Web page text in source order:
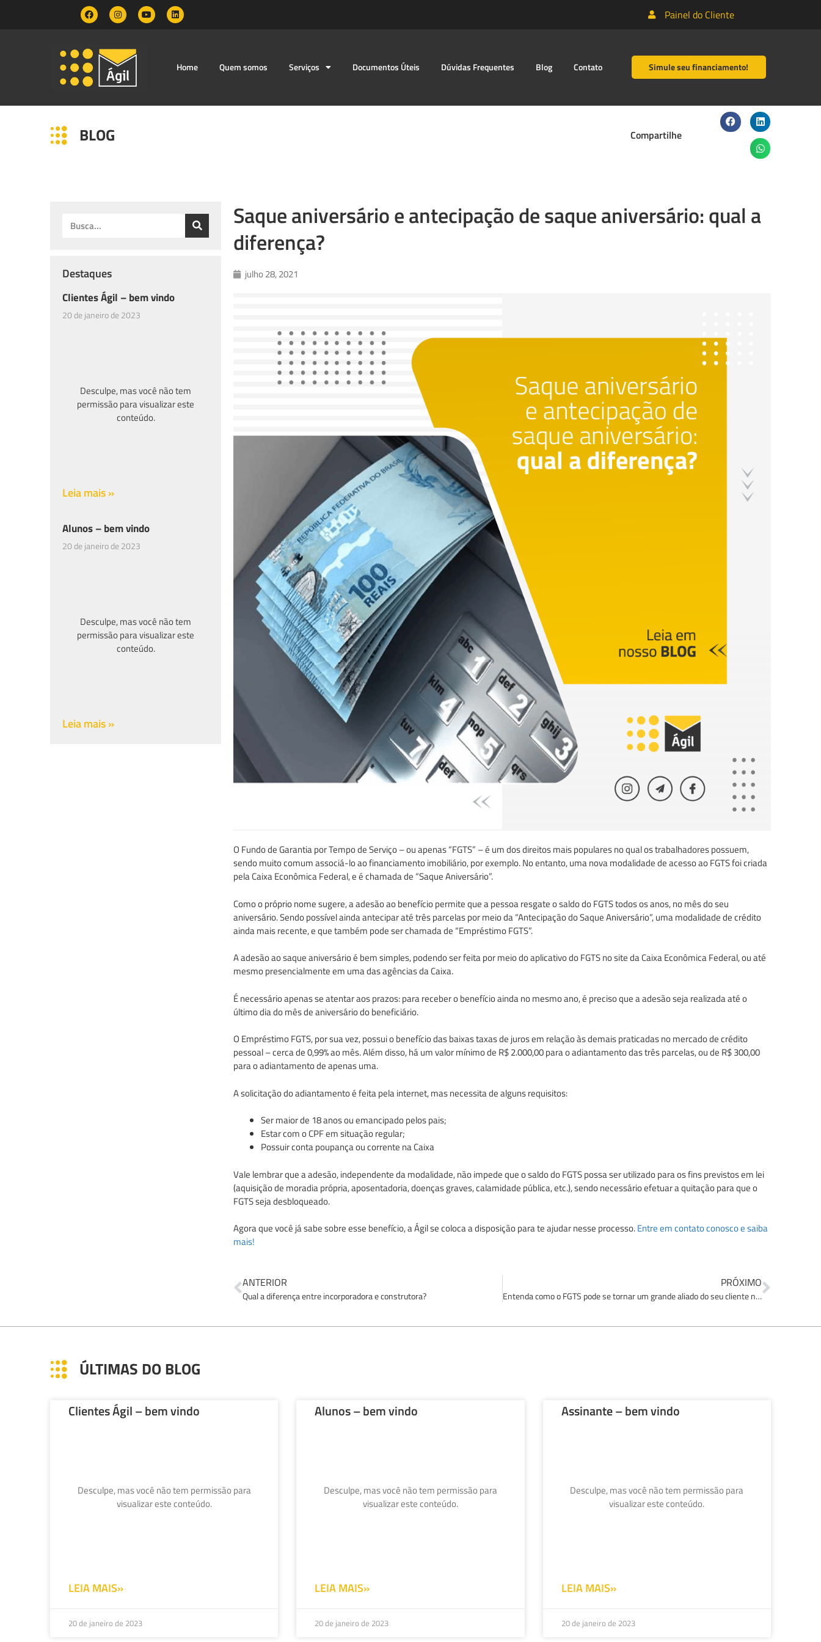
Painel do Cliente
Home Quem somos Serviços Documentos Úteis Dúvidas Frequentes Blog Contato Simule seu financiamento!
BLOG Compartilhe
Destaques
Clientes Ágil – bem vindo
20 de janeiro de 2023
Desculpe, mas você não tem
permissão para visualizar este
conteúdo.
Leia mais »
Alunos – bem vindo
20 de janeiro de 2023
Desculpe, mas você não tem
permissão para visualizar este
conteúdo.
Leia mais »
Saque aniversário e antecipação de saque aniversário: qual a
diferença?
julho 28, 2021
O Fundo de Garantia por Tempo de Serviço – ou apenas “FGTS” – é um dos direitos mais populares no qual os trabalhadores possuem,
sendo muito comum associá-lo ao financiamento imobiliário, por exemplo. No entanto, uma nova modalidade de acesso ao FGTS foi criada
pela Caixa Econômica Federal, e é chamada de “Saque Aniversário”.
Como o próprio nome sugere, a adesão ao benefício permite que a pessoa resgate o saldo do FGTS todos os anos, no mês do seu
aniversário. Sendo possível ainda antecipar até três parcelas por meio da “Antecipação do Saque Aniversário”, uma modalidade de crédito
ainda mais recente, e que também pode ser chamada de “Empréstimo FGTS”.
A adesão ao saque aniversário é bem simples, podendo ser feita por meio do aplicativo do FGTS no site da Caixa Econômica Federal, ou até
mesmo presencialmente em uma das agências da Caixa.
É necessário apenas se atentar aos prazos: para receber o benefício ainda no mesmo ano, é preciso que a adesão seja realizada até o
último dia do mês de aniversário do beneficiário.
O Empréstimo FGTS, por sua vez, possui o benefício das baixas taxas de juros em relação às demais praticadas no mercado de crédito
pessoal – cerca de 0,99% ao mês. Além disso, há um valor mínimo de R$ 2.000,00 para o adiantamento das três parcelas, ou de R$ 300,00
para o adiantamento de apenas uma.
A solicitação do adiantamento é feita pela internet, mas necessita de alguns requisitos:
Ser maior de 18 anos ou emancipado pelos pais;
Estar com o CPF em situação regular;
Possuir conta poupança ou corrente na Caixa
Vale lembrar que a adesão, independente da modalidade, não impede que o saldo do FGTS possa ser utilizado para os fins previstos em lei
(aquisição de moradia própria, aposentadoria, doenças graves, calamidade pública, etc.), sendo necessário efetuar a quitação para que o
FGTS seja desbloqueado.
Agora que você já sabe sobre esse benefício, a Ágil se coloca a disposição para te ajudar nesse processo.Entre em contato conosco e saiba
mais!
ANTERIOR
Qual a diferença entre incorporadora e construtora?
PRÓXIMO
Entenda como o FGTS pode se tornar um grande aliado do seu cliente na hora de realizar o sonho da casa própria!
ÚLTIMAS DO BLOG
Clientes Ágil – bem vindo
Desculpe, mas você não tem permissão para
visualizar este conteúdo.
LEIA MAIS»
20 de janeiro de 2023
Alunos – bem vindo
Desculpe, mas você não tem permissão para
visualizar este conteúdo.
LEIA MAIS»
20 de janeiro de 2023
Assinante – bem vindo
Desculpe, mas você não tem permissão para
visualizar este conteúdo.
LEIA MAIS»
20 de janeiro de 2023